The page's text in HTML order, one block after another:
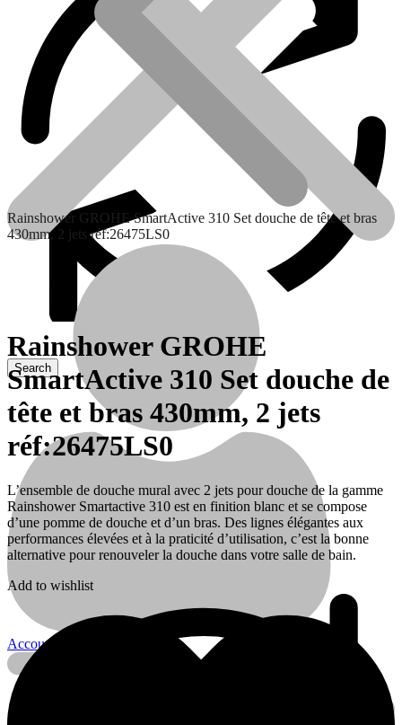
Contactez nous
Account
Rainshower GROHE SmartActive 310 Set douche de tête et bras
430mm, 2 jets réf:26475LS0
Rainshower GROHE
SmartActive 310 Set douche de
tête et bras 430mm, 2 jets
réf:26475LS0
L’ensemble de douche mural avec 2 jets pour douche de la gamme
Rainshower Smartactive 310 est en finition blanc et se compose
d’une pomme de douche et d’un bras. Des lignes élégantes aux
performances élevées et à la praticité d’utilisation, c’est la bonne
alternative pour renouveler la douche dans votre salle de bain.
Add to wishlist